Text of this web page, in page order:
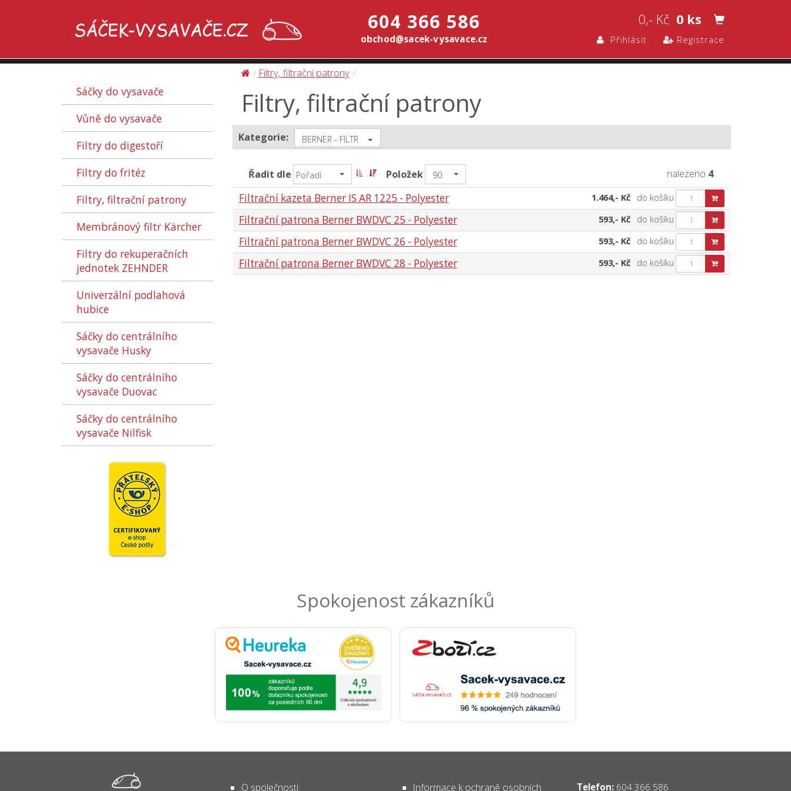
604 366 586
obchod@sacek-vysavace.cz
0,- Kč 0 ks
Přihlásit Registrace
Sáčky do vysavače
Vůně do vysavače
Filtry do digestoří
Filtry do fritéz
Filtry, filtrační patrony
Membránový filtr Kärcher
Filtry do rekuperačních
jednotek ZEHNDER
Univerzální podlahová
hubice
Sáčky do centrálního
vysavače Husky
Sáčky do centrálního
vysavače Duovac
Sáčky do centrálního
vysavače Nilfisk
Filtry, filtrační patrony
Filtry, filtrační patrony
Kategorie: BERNER - FILTR
Řadit dle Pořadí Položek 90 nalezeno 4
Filtrační kazeta Berner IS AR 1225 - Polyester 1.464,- Kč do košíku
Filtrační patrona Berner BWDVC 25 - Polyester 593,- Kč do košíku
Filtrační patrona Berner BWDVC 26 - Polyester 593,- Kč do košíku
Filtrační patrona Berner BWDVC 28 - Polyester 593,- Kč do košíku
Spokojenost zákazníků
O společnosti Informace k ochraně osobních Telefon:604 366 586